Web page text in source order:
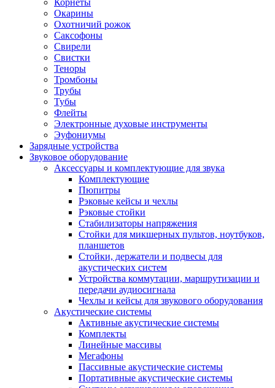
Корнеты
Окарины
Охотничий рожок
Саксофоны
Свирели
Свистки
Теноры
Тромбоны
Трубы
Тубы
Флейты
Электронные духовые инструменты
Эуфониумы
Зарядные устройства
Звуковое оборудование
Аксессуары и комплектующие для звука
Комплектующие
Пюпитры
Рэковые кейсы и чехлы
Рэковые стойки
Стабилизаторы напряжения
Стойки для микшерных пультов, ноутбуков,
планшетов
Стойки, держатели и подвесы для
акустических систем
Устройства коммутации, маршрутизации и
передачи аудиосигнала
Чехлы и кейсы для звукового оборудования
Акустические системы
Активные акустические системы
Комплекты
Линейные массивы
Мегафоны
Пассивные акустические системы
Портативные акустические системы